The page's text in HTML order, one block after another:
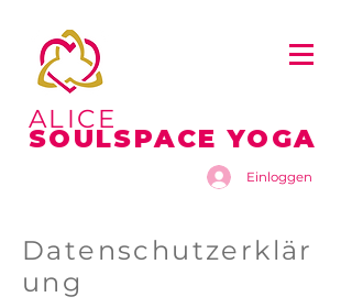
ALICE
SOULSPACE YOGA
Einloggen
Datenschutzerklär
ung